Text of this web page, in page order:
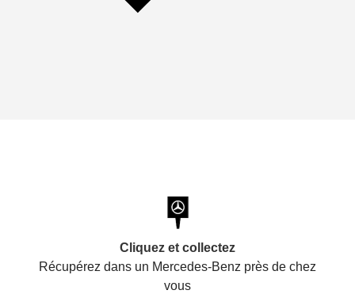
Cliquez et collectez
Récupérez dans un Mercedes-Benz près de chez
vous